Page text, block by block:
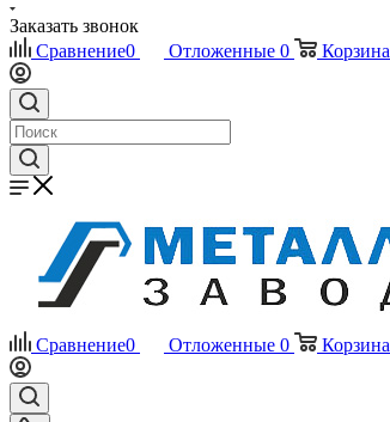
Заказать звонок
Сравнение0 Отложенные 0 Корзина
Сравнение0 Отложенные 0 Корзина